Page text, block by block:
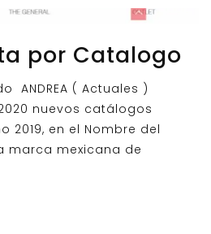
por Catalogo
ANDREA ( Actuales )
nuevos catálogos
2019, en el Nombre del
marca mexicana de